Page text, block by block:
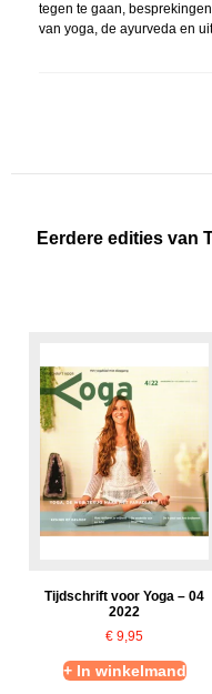
tegen te gaan,
van yoga, de ayurveda en
Eerdere edities van
Tijdschrift voor Yoga – 04
2022
€ 9,95
+ In winkelmand